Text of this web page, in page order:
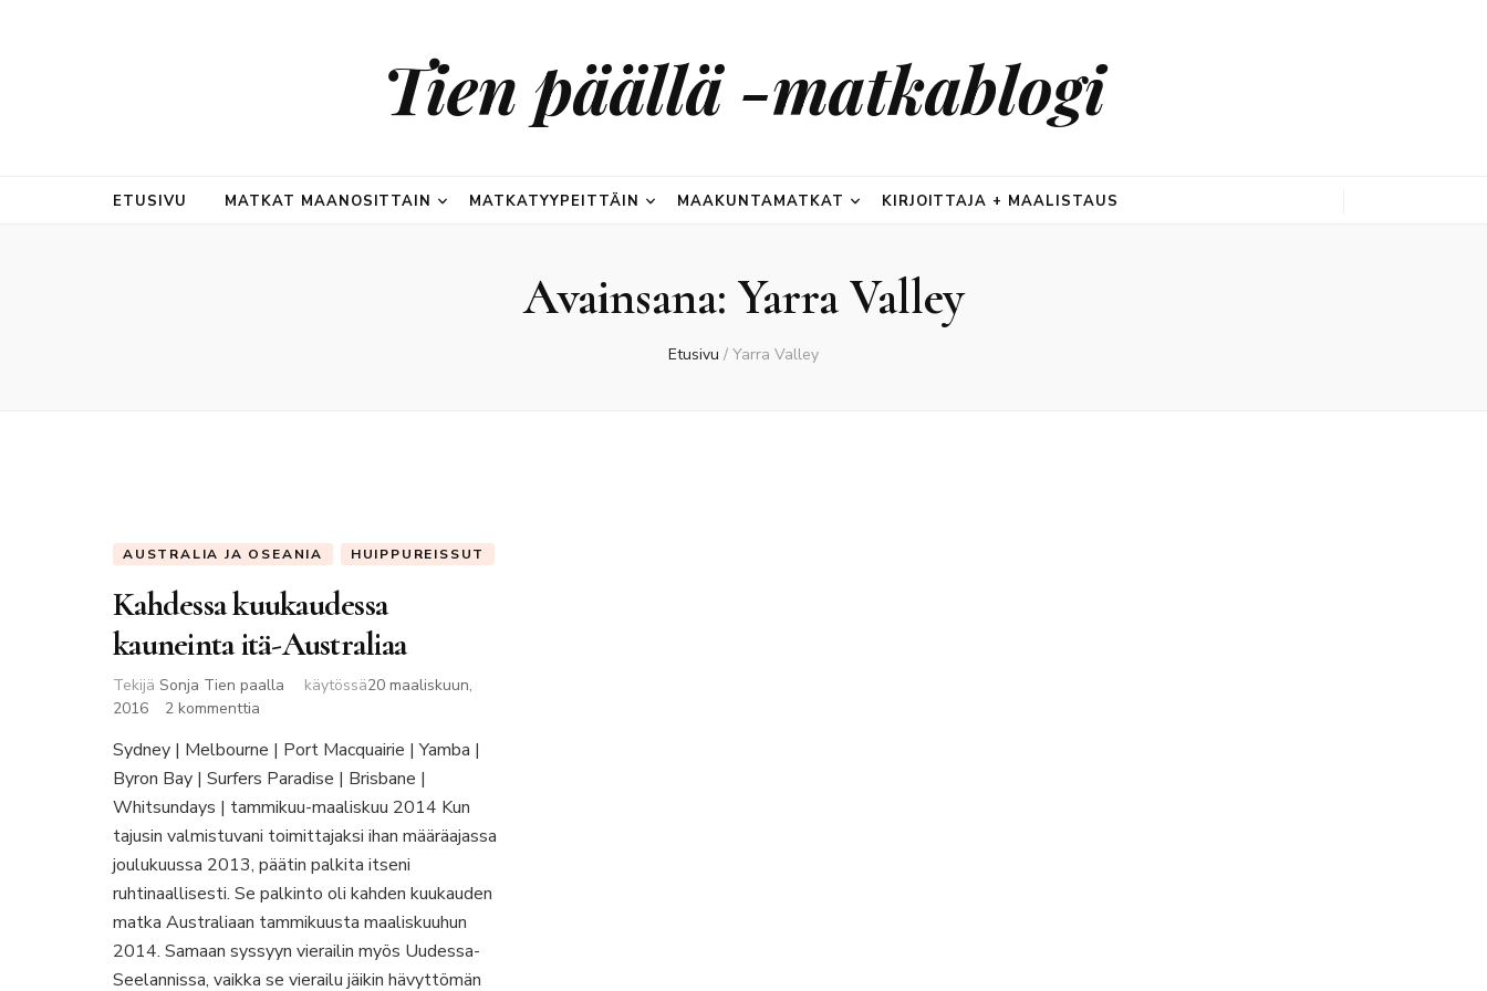
Tien päällä -matkablogi
ETUSIVU MATKAT MAANOSITTAIN MATKATYYPEITTÄIN MAAKUNTAMATKAT KIRJOITTAJA + MAALISTAUS
Avainsana: Yarra Valley
Etusivu / Yarra Valley
AUSTRALIA JA OSEANIA HUIPPUREISSUT
Kahdessa kuukaudessa
kauneinta itä-Australiaa
Tekijä Sonja Tien paalla käytössä20 maaliskuun,
2016
2 kommenttia
kuukaudessa
kauneinta
itä-
Sydney | Melbourne | Port Macquairie | Yamba |
Byron Bay | Surfers Paradise | Brisbane |
Whitsundays | tammikuu-maaliskuu 2014 Kun
tajusin valmistuvani toimittajaksi ihan määräajassa
joulukuussa 2013, päätin palkita itseni
ruhtinaallisesti. Se palkinto oli kahden kuukauden
matka Australiaan tammikuusta maaliskuuhun
2014. Samaan syssyyn vierailin myös Uudessa-
Seelannissa, vaikka se vierailu jäikin hävyttömän